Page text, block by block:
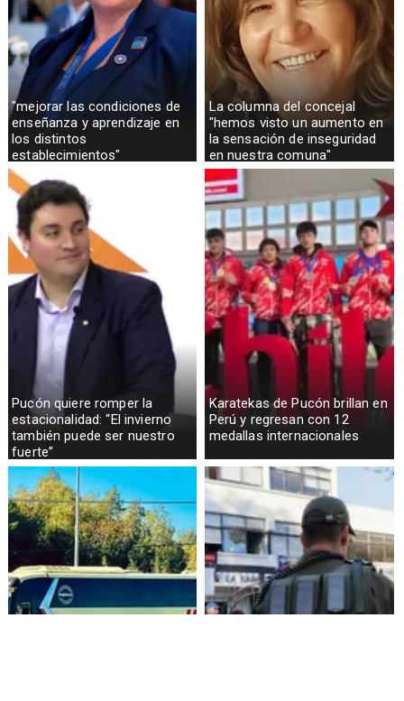
"mejorar las condiciones de
enseñanza y aprendizaje en
los distintos
establecimientos"
La columna del concejal
"hemos visto un aumento en
la sensación de inseguridad
en nuestra comuna"
Pucón quiere romper la
estacionalidad: “El invierno
también puede ser nuestro
fuerte”
Karatekas de Pucón brillan en
Perú y regresan con 12
medallas internacionales